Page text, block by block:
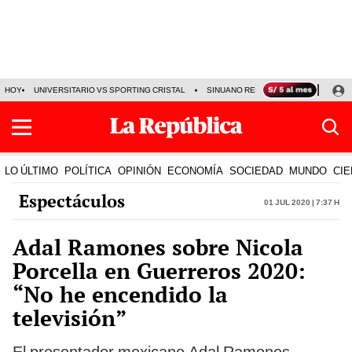
HOY UNIVERSITARIO VS SPORTING CRISTAL SINUANO RESULTADOS HOY
LO ÚLTIMO POLÍTICA OPINIÓN ECONOMÍA SOCIEDAD MUNDO
Espectáculos 01 Jul 2020 | 7:37 h
Adal Ramones sobre Nicola
Porcella en Guerreros 2020:
“No he encendido la
televisión”